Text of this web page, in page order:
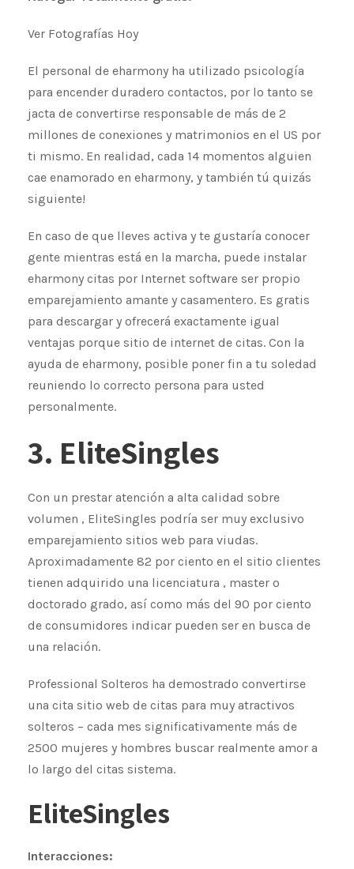
Ver Fotografías Hoy
El personal de eharmony ha utilizado psicología
para encender duradero contactos, por lo tanto se
jacta de convertirse responsable de más de 2
millones de conexiones y matrimonios en el US por
ti mismo. En realidad, cada 14 momentos alguien
cae enamorado en eharmony, y también tú quizás
siguiente!
En caso de que lleves activa y te gustaría conocer
gente mientras está en la marcha, puede instalar
eharmony citas por Internet software ser propio
emparejamiento amante y casamentero. Es gratis
para descargar y ofrecerá exactamente igual
ventajas porque sitio de internet de citas. Con la
ayuda de eharmony, posible poner fin a tu soledad
reuniendo lo correcto persona para usted
personalmente.
3. EliteSingles
Con un prestar atención a alta calidad sobre
volumen , EliteSingles podría ser muy exclusivo
emparejamiento sitios web para viudas.
Aproximadamente 82 por ciento en el sitio clientes
tienen adquirido una licenciatura , master o
doctorado grado, así como más del 90 por ciento
de consumidores indicar pueden ser en busca de
una relación.
Professional Solteros ha demostrado convertirse
una cita sitio web de citas para muy atractivos
solteros – cada mes significativamente más de
2500 mujeres y hombres buscar realmente amor a
lo largo del citas sistema.
EliteSingles
Interacciones: